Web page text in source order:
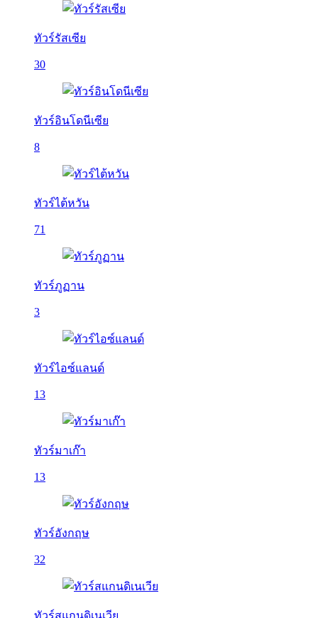
ทัวร์รัสเซีย
30
ทัวร์อินโดนีเซีย
8
ทัวร์ไต้หวัน
71
ทัวร์ภูฏาน
3
ทัวร์ไอซ์แลนด์
13
ทัวร์มาเก๊า
13
ทัวร์อังกฤษ
32
ทัวร์สแกนดิเนเวีย